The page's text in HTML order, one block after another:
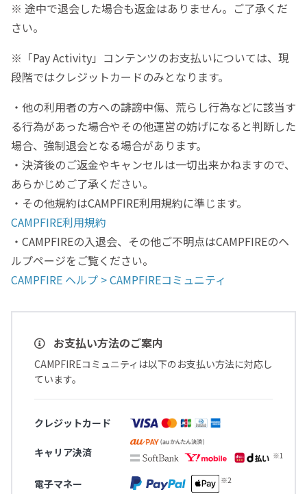
※ 途中で退会した場合も返金はありません。ご了承くだ
さい。
※「Pay Activity」コンテンツのお支払いについては、現
段階ではクレジットカードのみとなります。
・他の利用者の方への誹謗中傷、荒らし行為などに該当す
る行為があった場合やその他運営の妨げになると判断した
場合、強制退会となる場合があります。
・決済後のご返金やキャンセルは一切出来かねますので、
あらかじめご了承ください。
・その他規約はCAMPFIRE利用規約に準じます。
CAMPFIRE利用規約
・CAMPFIREの入退会、その他ご不明点はCAMPFIREのヘ
ルプページをご覧ください。
CAMPFIRE ヘルプ > CAMPFIREコミュニティ
お支払い方法のご案内
CAMPFIREコミュニティは以下のお支払い方法に対応し
ています。
クレジットカード
キャリア決済
電子マネー